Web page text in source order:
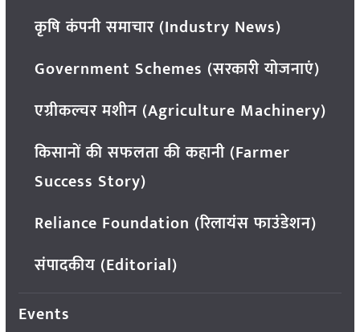
कृषि कंपनी समाचार (Industry News)
Government Schemes (सरकारी योजनाएं)
एग्रीकल्चर मशीन (Agriculture Machinery)
किसानों की सफलता की कहानी (Farmer
Success Story)
Reliance Foundation (रिलायंस फाउंडेशन)
संपादकीय (Editorial)
Events